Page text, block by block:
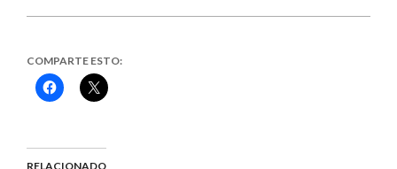
COMPARTE ESTO:
Haz
clic
(Se
abre
Haz
clic
(Se
abre
RELACIONADO